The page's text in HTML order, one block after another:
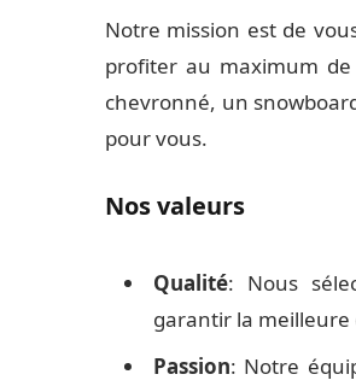
Notre mission est de
profiter au maximum
chevronné, un
pour vous.
Nos valeurs
Qualité: Nous
garantir la meilleure
Passion: Notre